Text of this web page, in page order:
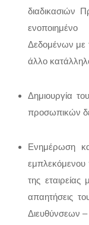
διαδικασιών
Δεδομένων με
άλλο
Δημιουργία
προσωπικών
Ενημέρωση
εμπλεκόμενου
της
απαητήσεις
Διευθύνσεων –